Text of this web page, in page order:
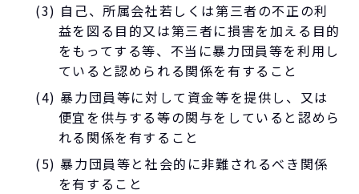
(3) 自己、所属会社若しくは第三者の不正の利
益を図る目的又は第三者に損害を加える目的
をもってする等、不当に暴力団員等を利用し
ていると認められる関係を有すること
(4) 暴力団員等に対して資金等を提供し、又は
便宜を供与する等の関与をしていると認めら
れる関係を有すること
(5) 暴力団員等と社会的に非難されるべき関係
を有すること